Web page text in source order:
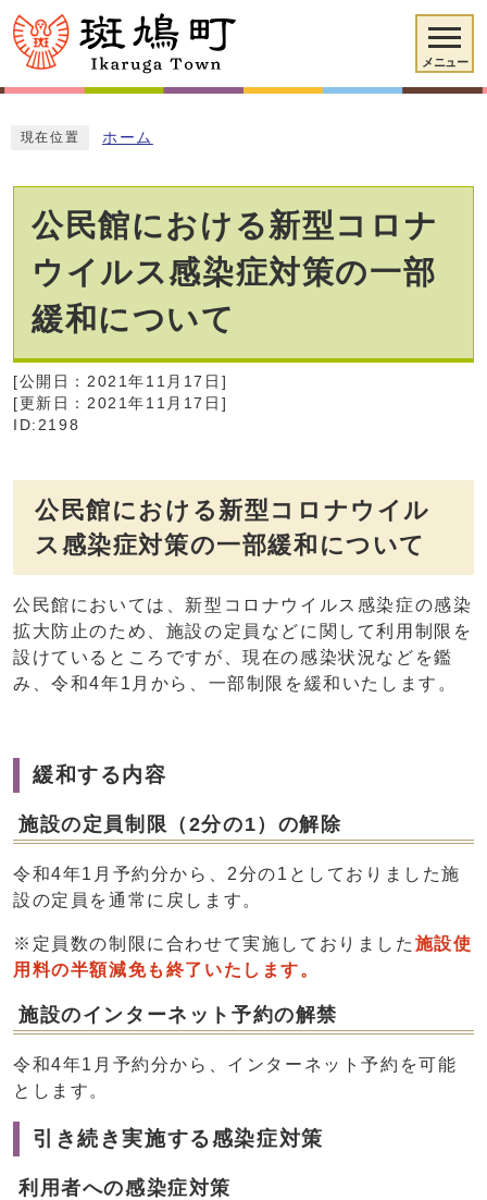
メニュー
現在位置 ホーム
公民館における新型コロナ
ウイルス感染症対策の一部
緩和について
[公開日：2021年11月17日]
[更新日：2021年11月17日]
ID:2198
公民館における新型コロナウイル
ス感染症対策の一部緩和について
公民館においては、新型コロナウイルス感染症の感染
拡大防止のため、施設の定員などに関して利用制限を
設けているところですが、現在の感染状況などを鑑
み、令和4年1月から、一部制限を緩和いたします。
緩和する内容
施設の定員制限（2分の1）の解除
令和4年1月予約分から、2分の1としておりました施
設の定員を通常に戻します。
※定員数の制限に合わせて実施しておりました 施設使
用料の半額減免も終了いたします。
施設のインターネット予約の解禁
令和4年1月予約分から、インターネット予約を可能
とします。
引き続き実施する感染症対策
利用者への感染症対策